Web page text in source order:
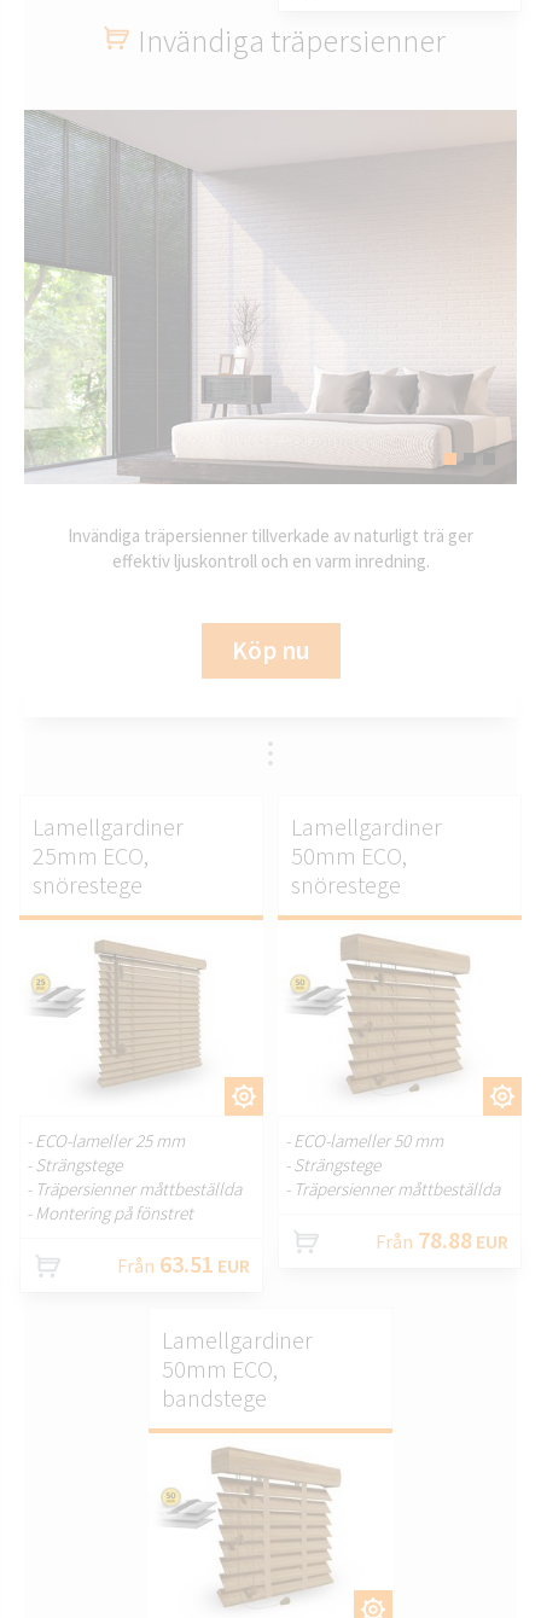
Invändiga träpersienner
Invändiga träpersienner tillverkade av naturligt trä ger
effektiv ljuskontroll och en varm inredning.
Köp nu
Lamellgardiner
25mm ECO,
snörestege
- ECO-lameller 25 mm
- Strängstege
- Träpersienner måttbeställda
- Montering på fönstret
Från 63.51 EUR
ANPASSA.
Lamellgardiner
50mm ECO,
snörestege
- ECO-lameller 50 mm
- Strängstege
- Träpersienner måttbeställda
Från 78.88 EUR
ANPASSA.
Lamellgardiner
50mm ECO,
bandstege